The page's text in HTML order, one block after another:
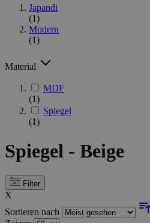
Japandi
(1)
Modern
(1)
Material
MDF
(1)
Spiegel
(1)
Spiegel - Beige
Filter
X
Sortieren nach